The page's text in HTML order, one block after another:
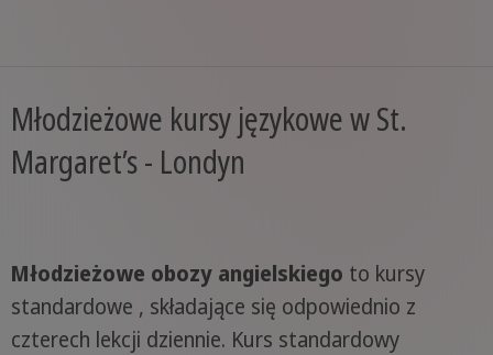
Młodzieżowe kursy językowe w St.
Margaret’s - Londyn
Młodzieżowe obozy angielskiego to kursy
standardowe , składające się odpowiednio z
czterech lekcji dziennie. Kurs standardowy